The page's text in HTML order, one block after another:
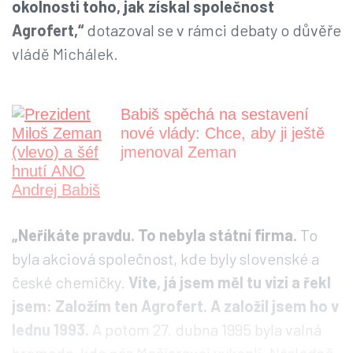
okolnosti toho, jak získal společnost
Agrofert,“ dotazoval se v rámci debaty o důvěře
vládě Michálek.
Babiš spěchá na sestavení
nové vlády: Chce, aby ji ještě
jmenoval Zeman
„Neříkáte pravdu. To nebyla státní firma. To
byla akciová společnost, kde byly slovenské a
české chemičky. Víte, já jsem měl tu vizi a řekl
jsem: Založím ten Agrofert. A založil jsem ho v
lednu 1993. A potom 27. dubna 1995 byla valná